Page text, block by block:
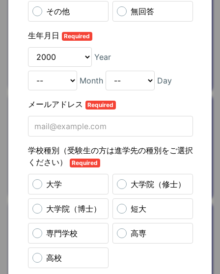
おうち時間
tower（生活雑
貨）を20%OFF
山崎実業株式会社
スキルアップ
オンライン英会
話(初月1円＋特
典)をプレゼン
合同会社DMM.com
ファッション
洋服セット
(coordimate
box)を20%OFF